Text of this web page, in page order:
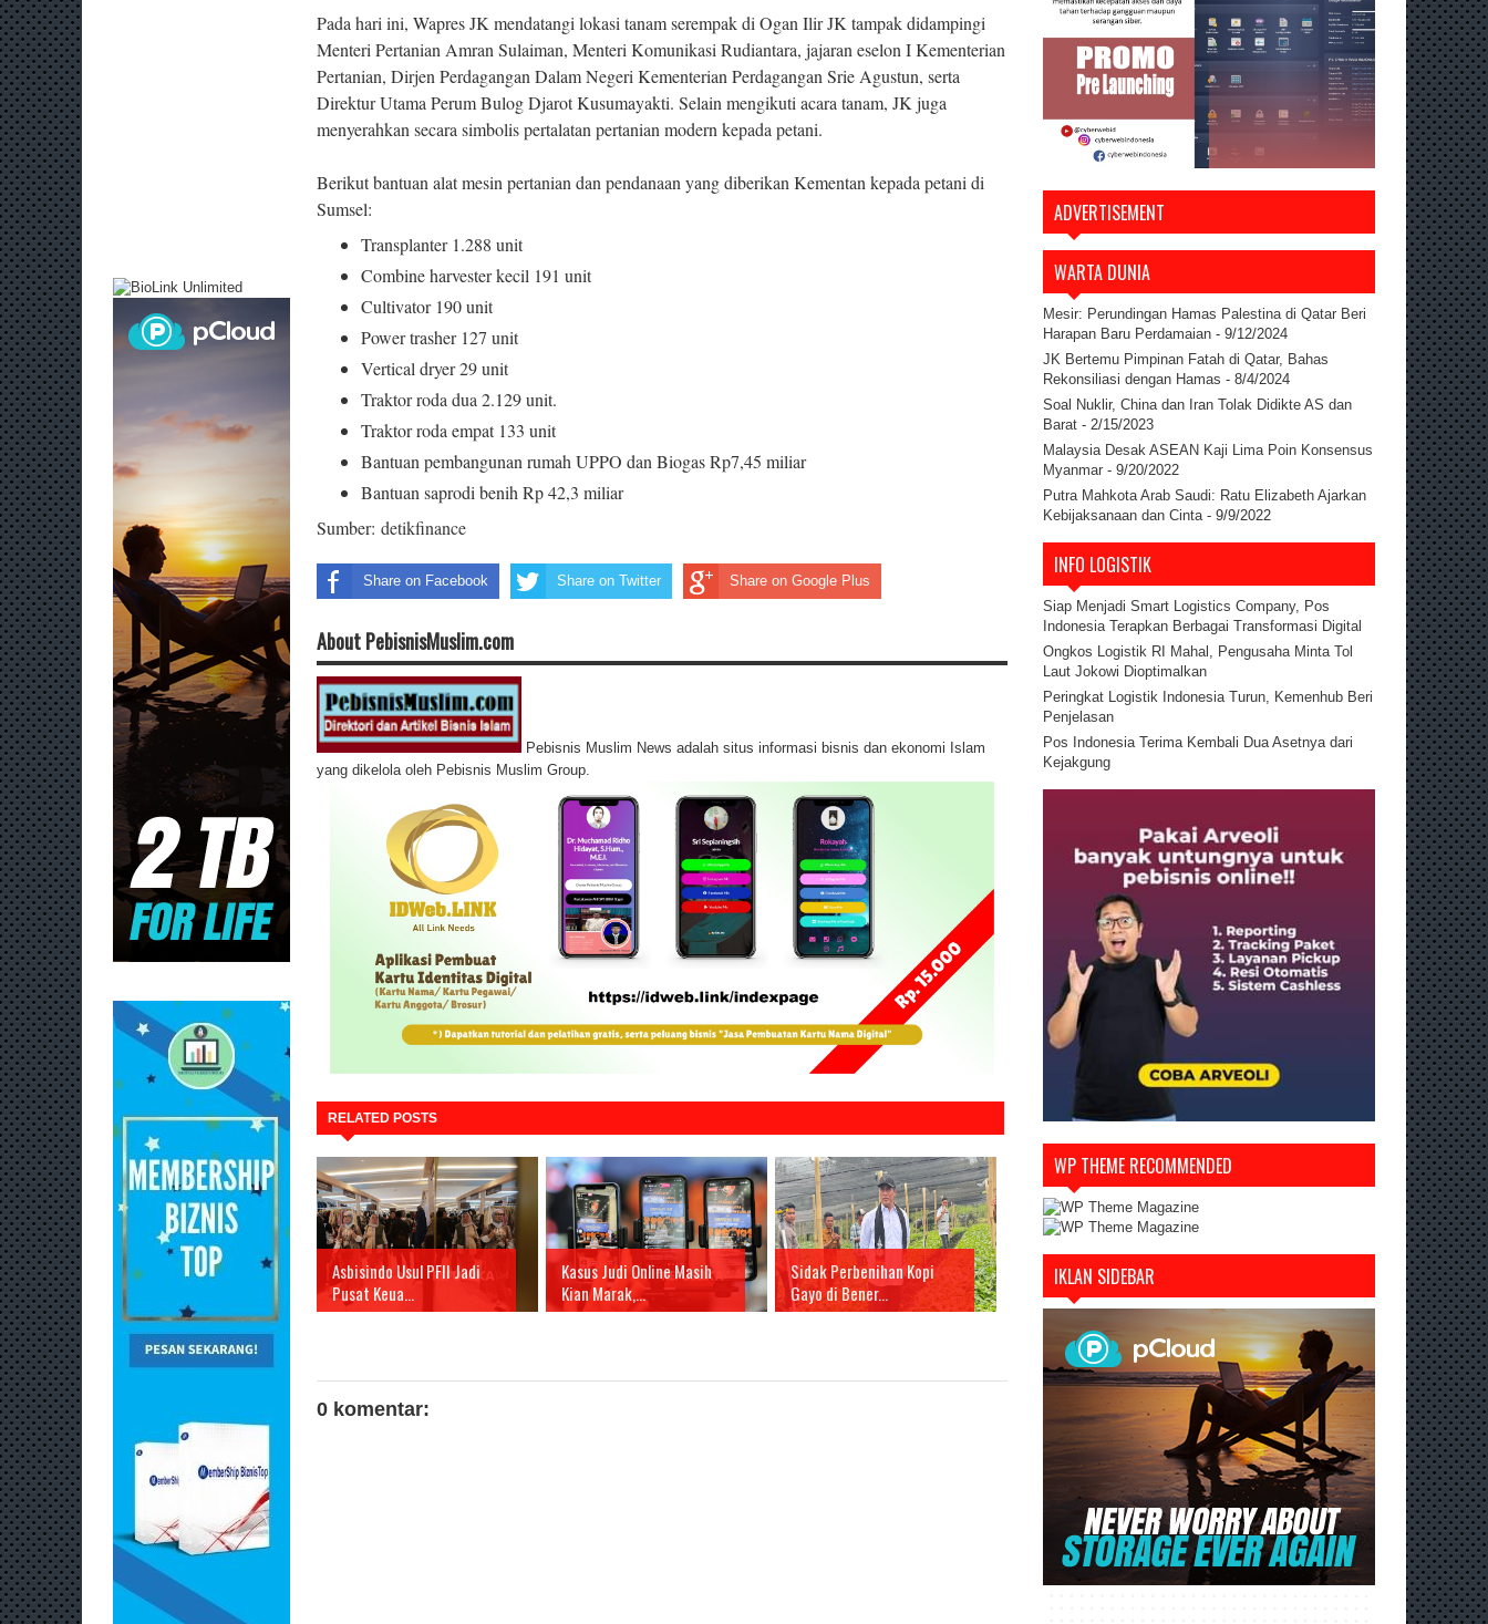
Pada hari ini, Wapres JK mendatangi lokasi tanam serempak di Ogan Ilir JK tampak didampingi
Menteri Pertanian Amran Sulaiman, Menteri Komunikasi Rudiantara, jajaran eselon I Kementerian
Pertanian, Dirjen Perdagangan Dalam Negeri Kementerian Perdagangan Srie Agustun, serta
Direktur Utama Perum Bulog Djarot Kusumayakti. Selain mengikuti acara tanam, JK juga
menyerahkan secara simbolis pertalatan pertanian modern kepada petani.
Berikut bantuan alat mesin pertanian dan pendanaan yang diberikan Kementan kepada petani di
Sumsel:
Transplanter 1.288 unit
Combine harvester kecil 191 unit
Cultivator 190 unit
Power trasher 127 unit
Vertical dryer 29 unit
Traktor roda dua 2.129 unit.
Traktor roda empat 133 unit
Bantuan pembangunan rumah UPPO dan Biogas Rp7,45 miliar
Bantuan saprodi benih Rp 42,3 miliar
Sumber: detikfinance
Share on Facebook Share on Twitter Share on Google Plus
About PebisnisMuslim.com
Pebisnis Muslim News adalah situs informasi bisnis dan ekonomi Islam
yang dikelola oleh Pebisnis Muslim Group.
RELATED POSTS
Asbisindo Usul PFII Jadi
Pusat Keua...
Kasus Judi Online Masih
Kian Marak,...
Sidak Perbenihan Kopi
Gayo di Bener...
0 komentar:
ADVERTISEMENT
WARTA DUNIA
Mesir: Perundingan Hamas Palestina di Qatar Beri
Harapan Baru Perdamaian - 9/12/2024
JK Bertemu Pimpinan Fatah di Qatar, Bahas
Rekonsiliasi dengan Hamas - 8/4/2024
Soal Nuklir, China dan Iran Tolak Didikte AS dan
Barat - 2/15/2023
Malaysia Desak ASEAN Kaji Lima Poin Konsensus
Myanmar - 9/20/2022
Putra Mahkota Arab Saudi: Ratu Elizabeth Ajarkan
Kebijaksanaan dan Cinta - 9/9/2022
INFO LOGISTIK
Siap Menjadi Smart Logistics Company, Pos
Indonesia Terapkan Berbagai Transformasi Digital
Ongkos Logistik RI Mahal, Pengusaha Minta Tol
Laut Jokowi Dioptimalkan
Peringkat Logistik Indonesia Turun, Kemenhub Beri
Penjelasan
Pos Indonesia Terima Kembali Dua Asetnya dari
Kejakgung
WP THEME RECOMMENDED
IKLAN SIDEBAR